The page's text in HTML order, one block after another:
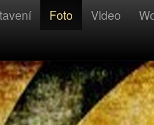
Foto Video